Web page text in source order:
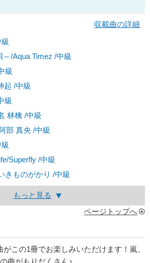
収載曲の詳細
～/Aqua Timez /中級
級
起 /中級
級
林檎 /中級
部 真央 /中級
Superfly /中級
きものがかり /中級
もっと見る
ページトップへ
この1冊でお楽しみいただけます！嵐、
曲がもりだくさん♪